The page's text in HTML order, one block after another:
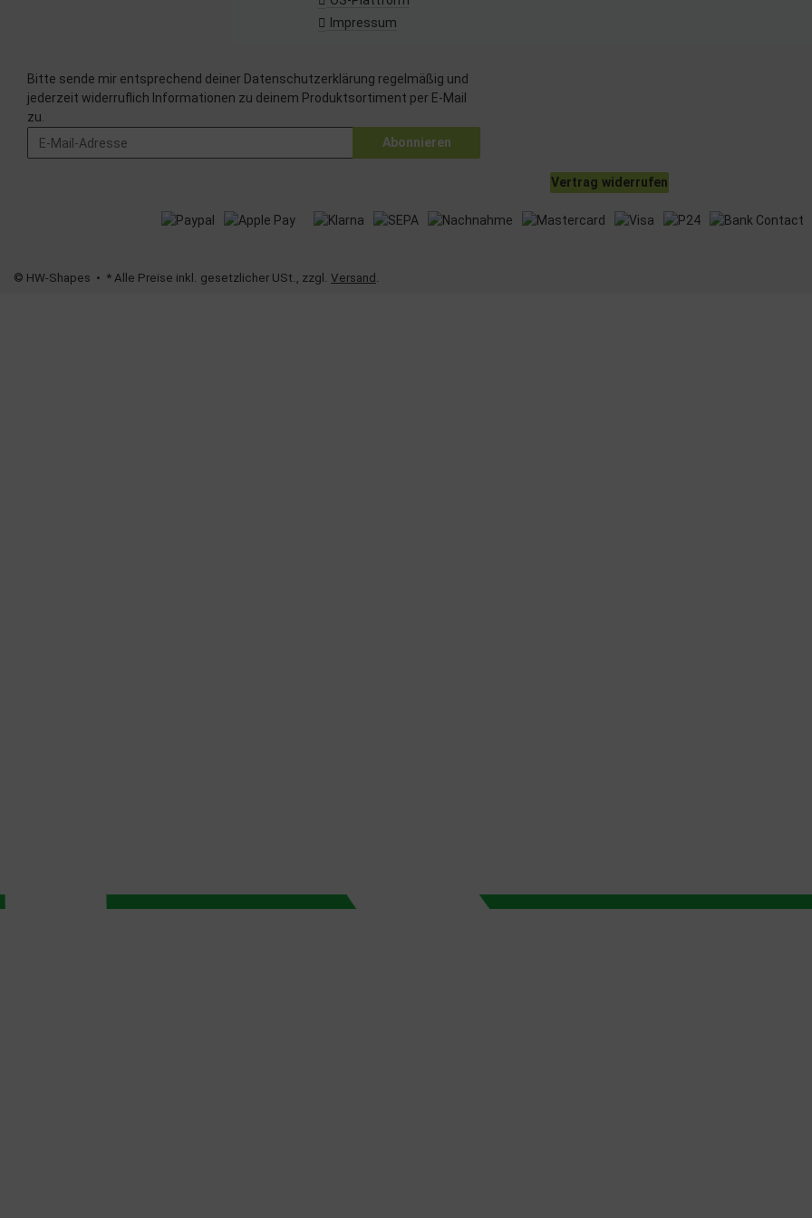
Impressum
Bitte sende mir entsprechend deiner Datenschutzerklärung regelmäßig und
jederzeit widerruflich Informationen zu deinem Produktsortiment per E-Mail
zu.
Abonnieren
Vertrag widerrufen
© HW-Shapes • * Alle Preise inkl. gesetzlicher USt., zzgl. Versand
Analyse von Zielgruppen durch Statistiken oder Kombinationen von Daten aus verschiedenen
Besondere Features:
Verwendung genauer Standortdaten